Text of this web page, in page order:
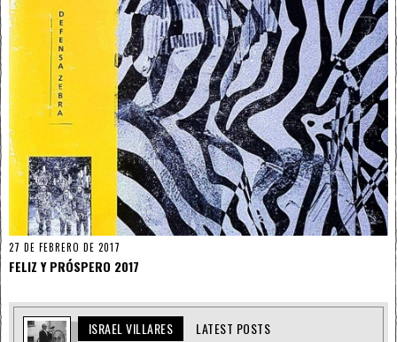
27 DE FEBRERO DE 2017
FELIZ Y PRÓSPERO 2017
ISRAEL VILLARES LATEST POSTS